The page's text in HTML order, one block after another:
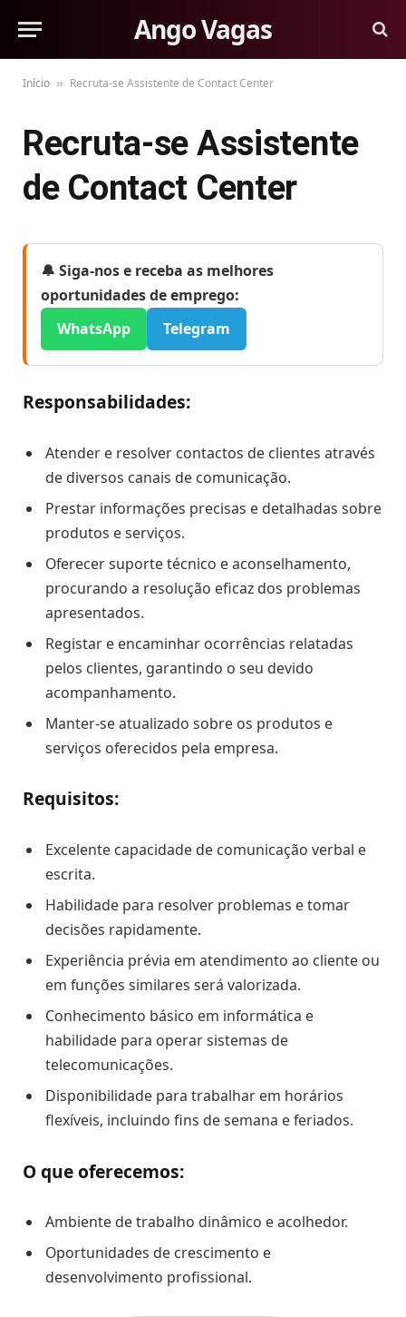
Ango Vagas
Início » Recruta-se Assistente de Contact Center
Recruta-se Assistente
de Contact Center
🔔 Siga-nos e receba as melhores
oportunidades de emprego:
WhatsApp
Telegram
Responsabilidades:
Atender e resolver contactos de clientes através
de diversos canais de comunicação.
Prestar informações precisas e detalhadas sobre
produtos e serviços.
Oferecer suporte técnico e aconselhamento,
procurando a resolução eficaz dos problemas
apresentados.
Registar e encaminhar ocorrências relatadas
pelos clientes, garantindo o seu devido
acompanhamento.
Manter-se atualizado sobre os produtos e
serviços oferecidos pela empresa.
Requisitos:
Excelente capacidade de comunicação verbal e
escrita.
Habilidade para resolver problemas e tomar
decisões rapidamente.
Experiência prévia em atendimento ao cliente ou
em funções similares será valorizada.
Conhecimento básico em informática e
habilidade para operar sistemas de
telecomunicações.
Disponibilidade para trabalhar em horários
flexíveis, incluindo fins de semana e feriados.
O que oferecemos:
Ambiente de trabalho dinâmico e acolhedor.
Oportunidades de crescimento e
desenvolvimento profissional.